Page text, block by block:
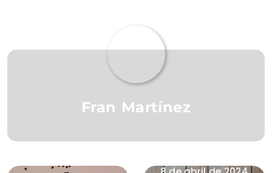
Fran Martínez